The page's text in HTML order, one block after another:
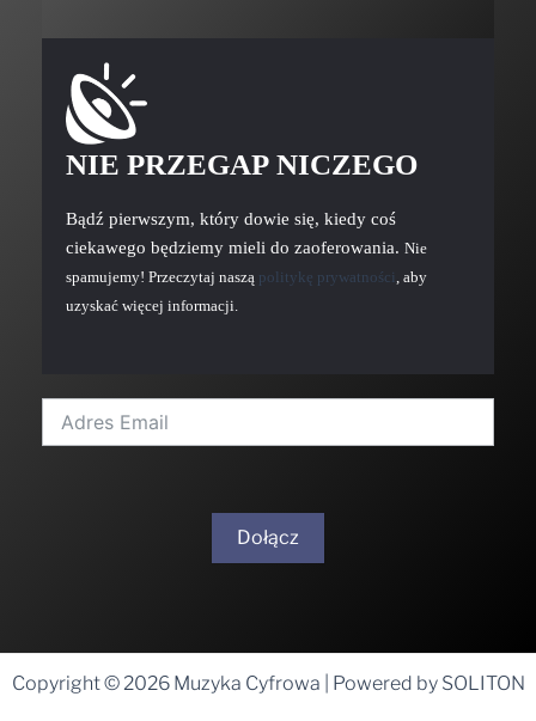
NIE PRZEGAP NICZEGO
Bądź pierwszym, który dowie się, kiedy coś
ciekawego będziemy mieli do zaoferowania. Nie
spamujemy! Przeczytaj naszą politykę prywatności, aby
uzyskać więcej informacji.
Dołącz
Copyright © 2026 Muzyka Cyfrowa | Powered by SOLITON